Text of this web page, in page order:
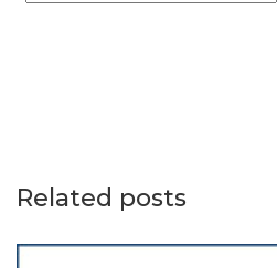
Related posts